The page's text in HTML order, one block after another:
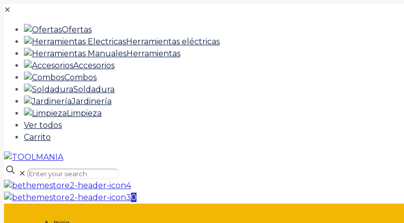
✕
Ofertas
Herramientas eléctricas
Herramientas
Accesorios
Combos
Soldadura
Jardinería
Limpieza
Ver todos
Carrito
✕
0